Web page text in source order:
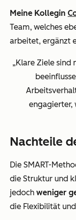
Meine Kollegin
Team, welches
arbeitet, ergänzt
„Klare Ziele sind
engagierter,
Nachteile
Die SMART-
die Struktur und
jedoch weniger
die Flexibilität